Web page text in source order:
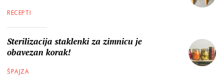
RECEPTI
Sterilizacija staklenki za zimnicu je
obavezan korak!
ŠPAJZA